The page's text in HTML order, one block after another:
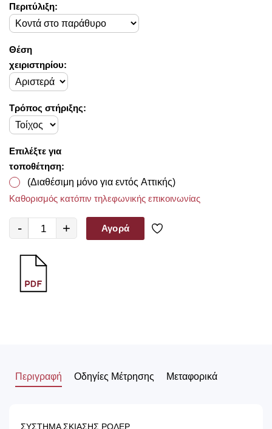
Περιτύλιξη:
Θέση
χειριστηρίου:
Τρόπος στήριξης:
Επιλέξτε για
τοποθέτηση:
(Διαθέσιμη μόνο για εντός Αττικής)
Καθορισμός κατόπιν τηλεφωνικής επικοινωνίας
- + Αγορά
Περιγραφή Οδηγίες Μέτρησης Μεταφορικά
ΣΥΣΤΗΜΑ ΣΚΙΑΣΗΣ ΡΟΛΕΡ